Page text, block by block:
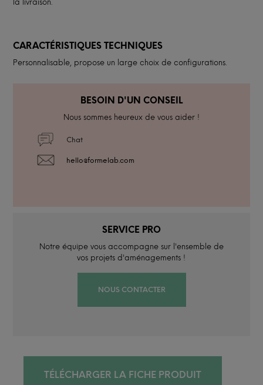
la livraison.
CARACTÉRISTIQUES TECHNIQUES
Personnalisable, propose un large choix de configurations.
BESOIN D'UN CONSEIL
Nous sommes heureux de vous aider !
Chat
hello@formelab.com
SERVICE PRO
Notre équipe vous accompagne sur l'ensemble de
vos projets d'aménagements !
NOUS CONTACTER
TÉLÉCHARGER LA FICHE PRODUIT